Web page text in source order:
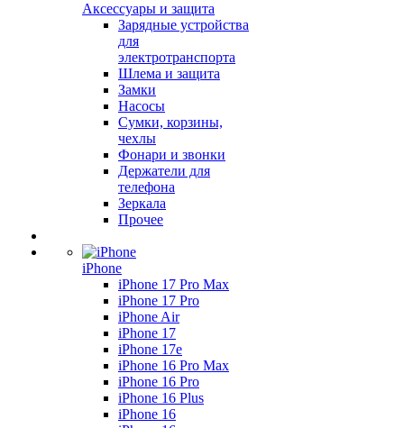
Аксессуары и защита
Зарядные устройства
для
электротранспорта
Шлема и защита
Замки
Насосы
Сумки, корзины,
чехлы
Фонари и звонки
Держатели для
телефона
Зеркала
Прочее
iPhone
iPhone 17 Pro Max
iPhone 17 Pro
iPhone Air
iPhone 17
iPhone 17e
iPhone 16 Pro Max
iPhone 16 Pro
iPhone 16 Plus
iPhone 16